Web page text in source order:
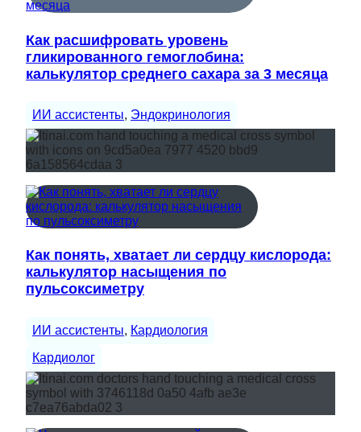
Как расшифровать уровень
гликированного гемоглобина:
калькулятор среднего сахара за 3 месяца
ИИ ассистенты, Эндокринология
Как понять, хватает ли сердцу кислорода:
калькулятор насыщения по
пульсоксиметру
ИИ ассистенты, Кардиология
Кардиолог